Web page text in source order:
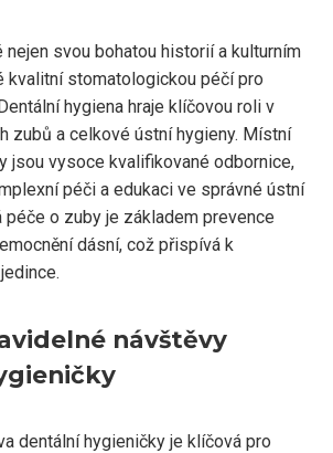
nejen svou bohatou historií a kulturním
kvalitní stomatologickou péčí pro
hygiena hraje klíčovou roli v
zubů a celkové ústní hygieny. Místní
jsou vysoce kvalifikované odbornice,
péči a edukaci ve správné ústní
péče o zuby je základem prevence
dásní, což přispívá k
návštěvy
dentální hygieničky je klíčová pro